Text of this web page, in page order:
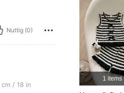
Nuttig (0)
/ 19 in, Heupen: 82 cm / 32 in, Kleur:
/ 18 in
4.87
4.87
1 items